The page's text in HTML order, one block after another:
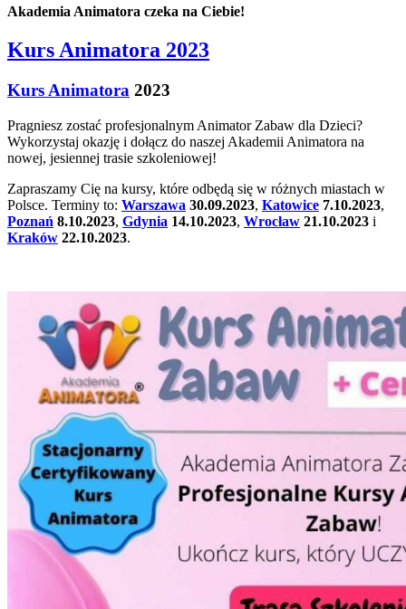
Akademia Animatora czeka na Ciebie!
Kurs Animatora 2023
Kurs Animatora 2023
Pragniesz zostać profesjonalnym Animator Zabaw dla Dzieci?
Wykorzystaj okazję i dołącz do naszej Akademii Animatora na
nowej, jesiennej trasie szkoleniowej!
Zapraszamy Cię na kursy, które odbędą się w różnych miastach w
Polsce. Terminy to: Warszawa 30.09.2023, Katowice 7.10.2023,
Poznań 8.10.2023, Gdynia 14.10.2023, Wrocław 21.10.2023 i
Kraków 22.10.2023.